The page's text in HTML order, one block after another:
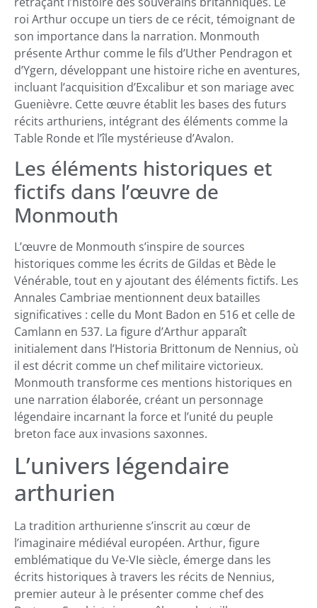
roi Arthur occupe un tiers de ce récit, témoignant de
son importance dans la narration. Monmouth
présente Arthur comme le fils d’Uther Pendragon et
d’Ygern, développant une histoire riche en aventures,
incluant l’acquisition d’Excalibur et son mariage avec
Guenièvre. Cette œuvre établit les bases des futurs
récits arthuriens, intégrant des éléments comme la
Table Ronde et l’île mystérieuse d’Avalon.
Les éléments historiques et
fictifs dans l’œuvre de
Monmouth
L’œuvre de Monmouth s’inspire de sources
historiques comme les écrits de Gildas et Bède le
Vénérable, tout en y ajoutant des éléments fictifs. Les
Annales Cambriae mentionnent deux batailles
significatives : celle du Mont Badon en 516 et celle de
Camlann en 537. La figure d’Arthur apparaît
initialement dans l’Historia Brittonum de Nennius, où
il est décrit comme un chef militaire victorieux.
Monmouth transforme ces mentions historiques en
une narration élaborée, créant un personnage
légendaire incarnant la force et l’unité du peuple
breton face aux invasions saxonnes.
L’univers légendaire
arthurien
La tradition arthurienne s’inscrit au cœur de
l’imaginaire médiéval européen. Arthur, figure
emblématique du Ve-VIe siècle, émerge dans les
écrits historiques à travers les récits de Nennius,
premier auteur à le présenter comme chef des